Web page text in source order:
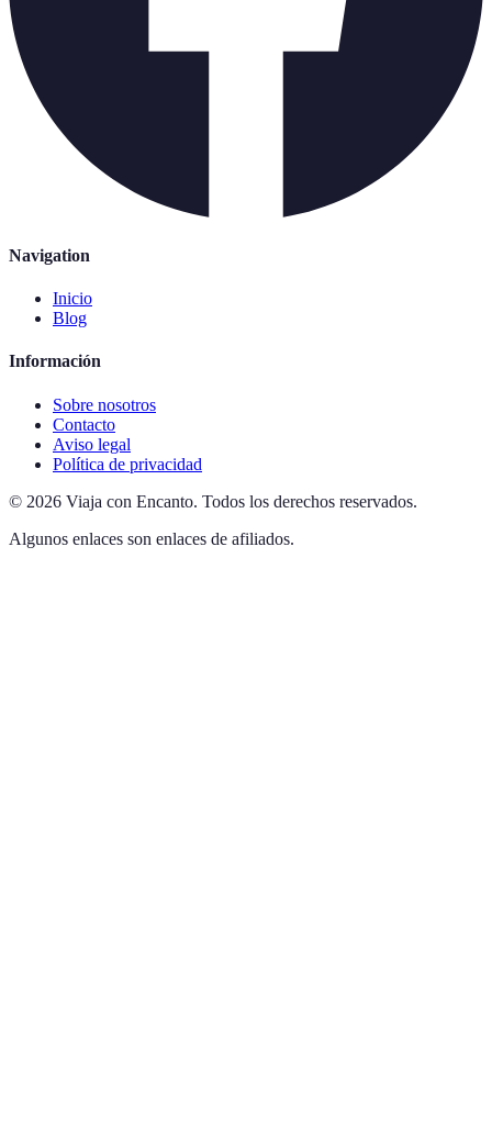
Navigation
Inicio
Blog
Información
Sobre nosotros
Contacto
Aviso legal
Política de privacidad
© 2026 Viaja con Encanto. Todos los derechos reservados.
Algunos enlaces son enlaces de afiliados.